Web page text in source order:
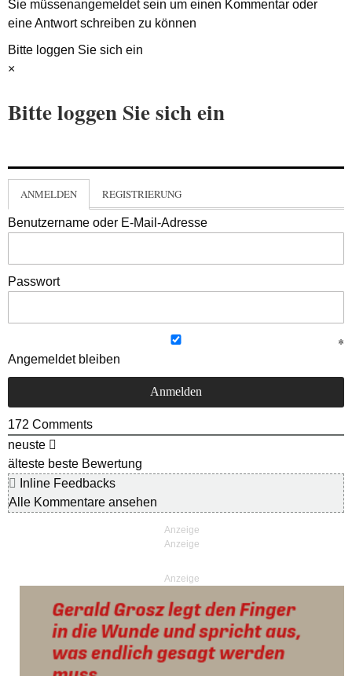
Sie müssenangemeldetsein um einen Kommentar oder
eine Antwort schreiben zu können
Bitte loggen Sie sich ein
×
Bitte loggen Sie sich ein
ANMELDEN REGISTRIERUNG
Benutzername oder E-Mail-Adresse
Passwort
Angemeldet bleiben
172 Comments
neuste
älteste beste Bewertung
Inline Feedbacks
Alle Kommentare ansehen
Anzeige